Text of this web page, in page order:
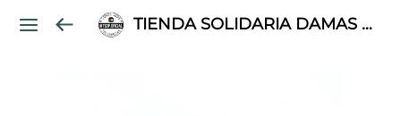
TIENDA SOLIDARIA DAMAS PALESTINAS